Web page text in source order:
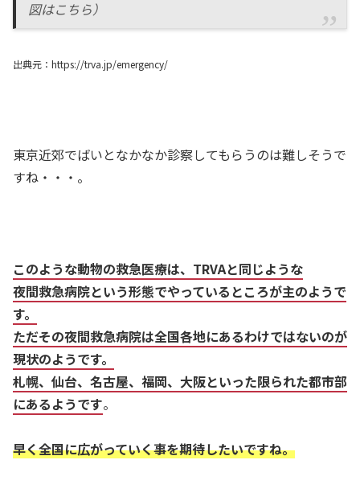
図はこちら）
出典元：https://trva.jp/emergency/
東京近郊でばいとなかなか診察してもらうのは難しそうで
すね・・・。
このような動物の救急医療は、TRVAと同じような
夜間救急病院という形態でやっているところが主のようで
す。
ただその夜間救急病院は全国各地にあるわけではないのが
現状のようです。
札幌、仙台、名古屋、福岡、大阪といった限られた都市部
にあるようです。
早く全国に広がっていく事を期待したいですね。